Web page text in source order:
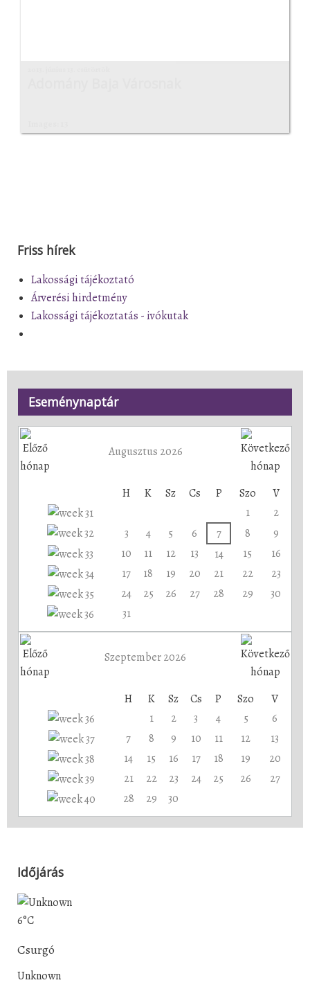
Friss hírek
Lakossági tájékoztató
Árverési hirdetmény
Lakossági tájékoztatás - ivókutak
Eseménynaptár
Augusztus 2026
H K Sz Cs P Szo
V
1
2
3
4 5 6 7 8
9
10
11 12 13 14 15
16
17
18 19 20 21 22
23
24
25 26 27 28 29
30
31
Szeptember 2026
H K Sz Cs P Szo
V
1
2 3 4 5
6
7
8 9 10 11 12
13
14
15 16 17 18 19
20
21
22 23 24 25 26
27
28
29 30
Időjárás
6°C
Csurgó
Unknown